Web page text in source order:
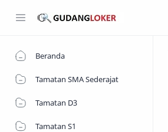
Beranda
Tamatan SMA Sederajat
Tamatan D3
Tamatan S1